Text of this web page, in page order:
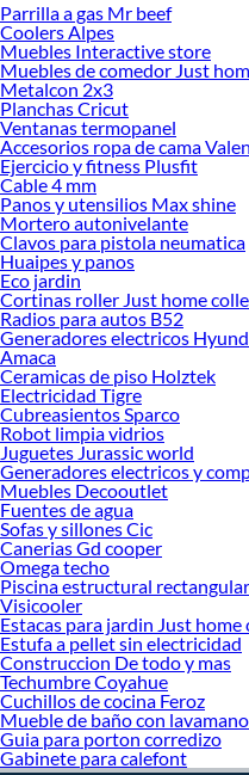
Desde remodelaciones hasta
tus ideas realidad. ¡Visítanos y
Taladros con cable!
Explora la variedad de productos
Herramientas, materiales y
renovación de espacios. ¡Visítanos y
ofrecerte!
Encuentra una amplia variedad de
Encuentra todo lo necesario para
¡Visítanos y haz tus ideas realidad!
Parrilla a gas Mr beef
Coolers Alpes
Muebles Interactive store
Muebles de comedor Just
Metalcon 2x3
Planchas Cricut
Ventanas termopanel
Accesorios ropa de cama
Ejercicio y fitness Plusfit
Cable 4 mm
Panos y utensilios Max shine
Mortero autonivelante
Clavos para pistola neumatica
Huaipes y panos
Eco jardin
Cortinas roller Just home
Radios para autos B52
Generadores electricos
Amaca
Ceramicas de piso Holztek
Electricidad Tigre
Cubreasientos Sparco
Robot limpia vidrios
Juguetes Jurassic world
Generadores electricos y
Muebles Decooutlet
Fuentes de agua
Sofas y sillones Cic
Canerias Gd cooper
Omega techo
Piscina estructural
Visicooler
Estacas para jardin Just
Estufa a pellet sin electricidad
Construccion De todo y mas
Techumbre Coyahue
Cuchillos de cocina Feroz
Mueble de baño con
Guia para porton corredizo
Gabinete para calefont